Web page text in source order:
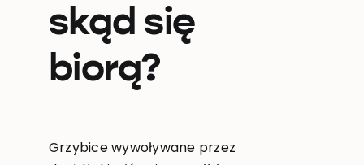
skąd się
biorą?
Grzybice wywoływane przez